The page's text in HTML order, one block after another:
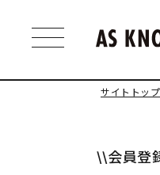
サイトトップ
\\会員登